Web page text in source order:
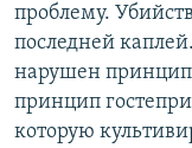
проблему.
последней
нарушен принцип
принцип
которую